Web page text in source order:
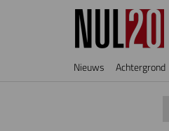
Overslaan en naar de inhoud gaan
Nieuws Achtergrond